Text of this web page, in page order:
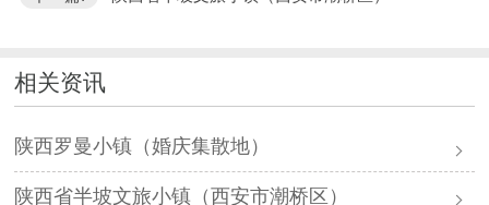
相关资讯
陕西罗曼小镇（婚庆集散地）
陕西省半坡文旅小镇（西安市潮桥区）